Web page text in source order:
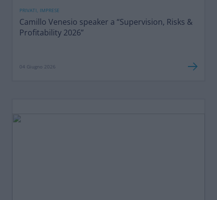
PRIVATI, IMPRESE
Camillo Venesio speaker a “Supervision, Risks &
Profitability 2026”
04 Giugno 2026